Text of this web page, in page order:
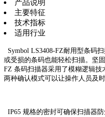
产品说明
主要特征
技术指标
适用行业
Symbol LS3408-FZ耐用型条码扫
或受损的条码也能轻松扫描。坚
FZ 条码扫描器采用了模糊逻辑技术
两种确认模式可以让操作人员及时
IP65 规格的密封可确保扫描器防尘